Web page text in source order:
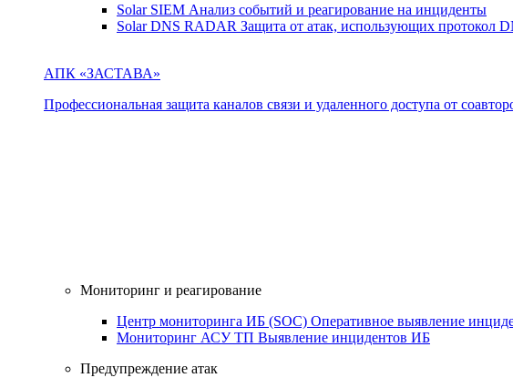
Solar SIEM Анализ событий и реагирование на инциденты
Solar DNS RADAR Защита от атак, использующих протокол
АПК «ЗАСТАВА»
Профессиональная защита каналов связи и удаленного доступа от
Мониторинг и реагирование
Центр мониторинга ИБ (SOC) Оперативное выявление
Мониторинг АСУ ТП Выявление инцидентов ИБ
Предупреждение атак